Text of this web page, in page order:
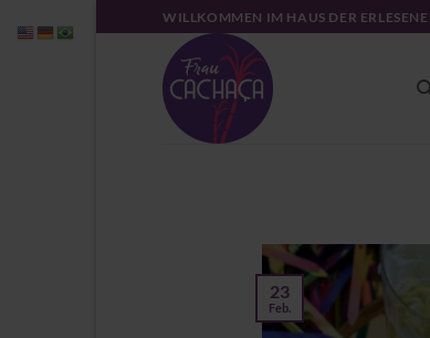
Inhalt
WILLKOMMEN IM HAUS DER
23
Feb.